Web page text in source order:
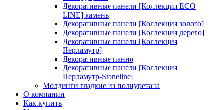
Декоративные панели [Коллекция ECO
LINE] камень
Декоративные панели [Коллекция золото]
Декоративные панели [Коллекция дерево]
Декоративные панели [Коллекция
Перламутр]
Декоративные панно
Декоративные панели [Коллекция
Перламутр-Stoneline]
Молдинги гладкие из полиуретана
О компании
Как купить